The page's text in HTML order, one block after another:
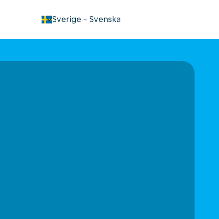
Sverige - Svenska
keyboard_arrow_down